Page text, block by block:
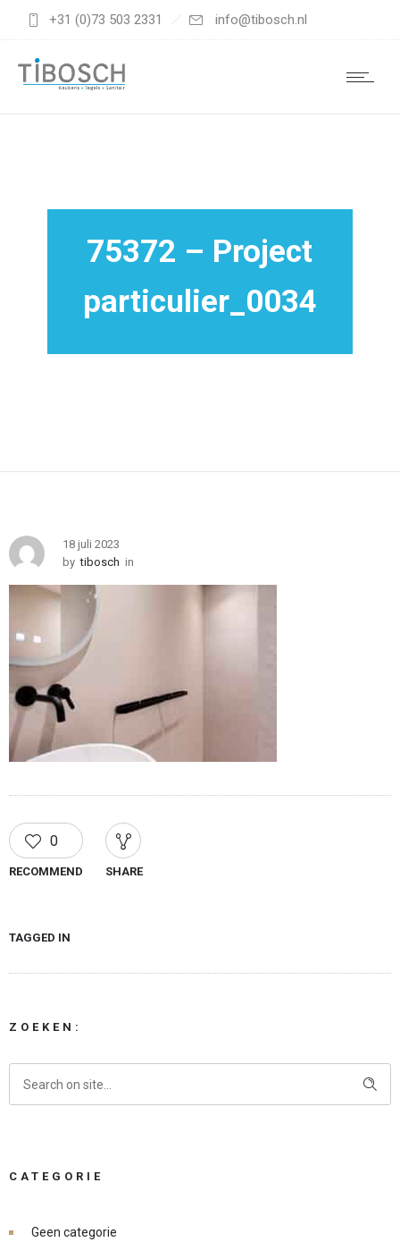
+31 (0)73 503 2331 info@tibosch.nl
75372 – Project
particulier_0034
18 juli 2023
by tibosch in
0
RECOMMEND SHARE
TAGGED IN
ZOEKEN:
CATEGORIE
Geen categorie